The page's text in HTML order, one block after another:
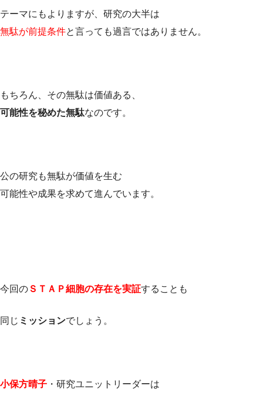
テーマにもよりますが、研究の大半は
無駄が前提条件と言っても過言ではありません。
もちろん、その無駄は価値ある、
可能性を秘めた無駄なのです。
公の研究も無駄が価値を生む
可能性や成果を求めて進んでいます。
今回のＳＴＡＰ細胞の存在を実証することも
同じ ミッションでしょう。
小保方晴子 ・研究ユニットリーダーは